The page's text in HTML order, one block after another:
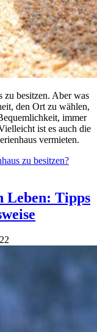
zu besitzen. Aber was
den Ort zu wählen,
immer
ist es auch die
vermieten.
zu besitzen?
Leben: Tipps